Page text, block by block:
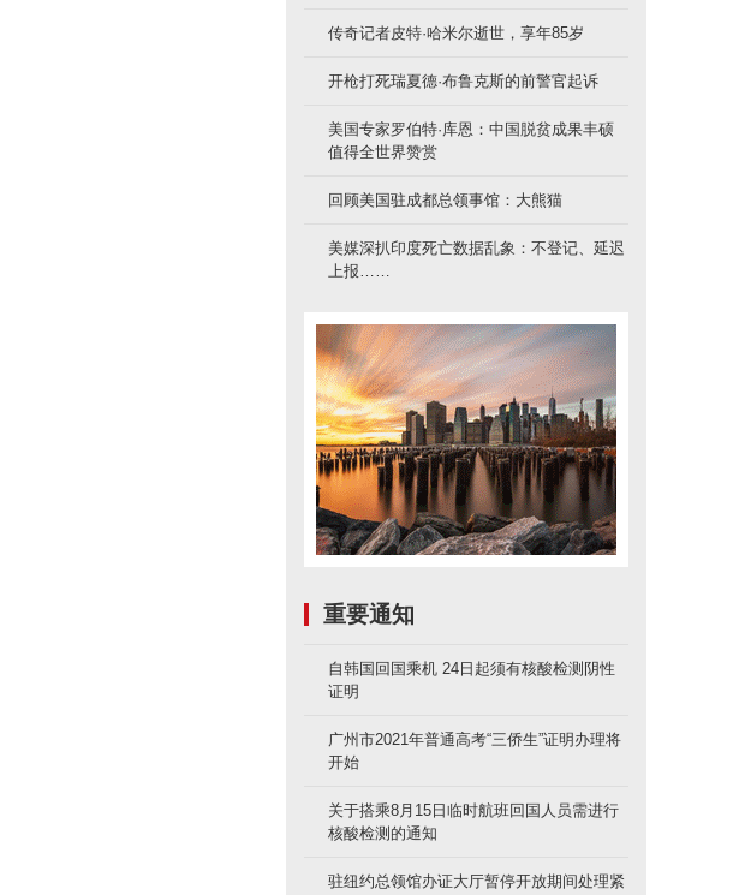
传奇记者皮特·哈米尔逝世，享年85岁
开枪打死瑞夏德·布鲁克斯的前警官起诉
美国专家罗伯特·库恩：中国脱贫成果丰硕
值得全世界赞赏
回顾美国驻成都总领事馆：大熊猫
美媒深扒印度死亡数据乱象：不登记、延迟
上报……
重要通知
自韩国回国乘机 24日起须有核酸检测阴性
证明
广州市2021年普通高考“三侨生”证明办理将
开始
关于搭乘8月15日临时航班回国人员需进行
核酸检测的通知
驻纽约总领馆办证大厅暂停开放期间处理紧